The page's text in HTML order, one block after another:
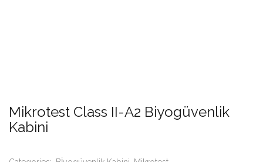
Mikrotest Class II-A2 Biyogüvenlik
Kabini